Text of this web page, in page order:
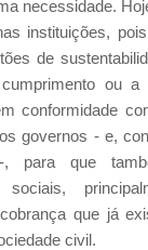
necessidade.
instituições,
de
ou a
conformidade
governos - e,
, para que
sociais,
que já
civil.